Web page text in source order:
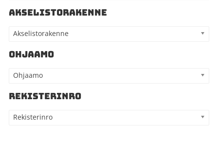
AKSELISTORAKENNE
Akselistorakenne
OHJAAMO
Ohjaamo
REKISTERINRO
Rekisterinro